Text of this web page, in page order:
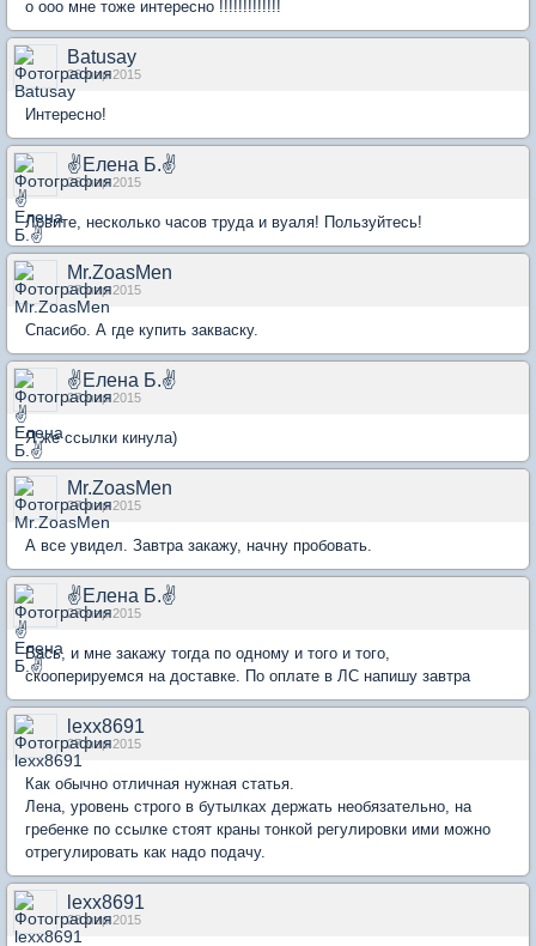
о ооо мне тоже интересно !!!!!!!!!!!!!
Batusay
26 мар 2015
Интересно!
✌Елена Б.✌
26 мар 2015
Ловите, несколько часов труда и вуаля! Пользуйтесь!
Mr.ZoasMen
27 мар 2015
Спасибо. А где купить закваску.
✌Елена Б.✌
27 мар 2015
Я же ссылки кинула)
Mr.ZoasMen
27 мар 2015
А все увидел. Завтра закажу, начну пробовать.
✌Елена Б.✌
27 мар 2015
Вась, и мне закажу тогда по одному и того и того,
скооперируемся на доставке. По оплате в ЛС напишу завтра
lexx8691
27 мар 2015
Как обычно отличная нужная статья.
Лена, уровень строго в бутылках держать необязательно, на
гребенке по ссылке стоят краны тонкой регулировки ими можно
отрегулировать как надо подачу.
lexx8691
28 мар 2015